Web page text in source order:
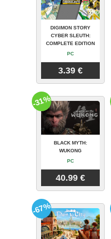
DIGIMON STORY
CYBER SLEUTH:
COMPLETE EDITION
PC
3.39 €
BLACK MYTH:
WUKONG
PC
40.99 €
-31%
-67%